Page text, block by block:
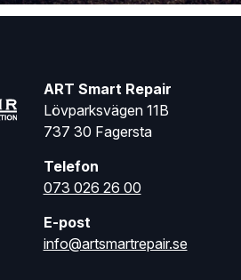
ART Smart Repair
Lövparksvägen 11B
737 30 Fagersta
Telefon
073 026 26 00
E-post
info@artsmartrepair.se